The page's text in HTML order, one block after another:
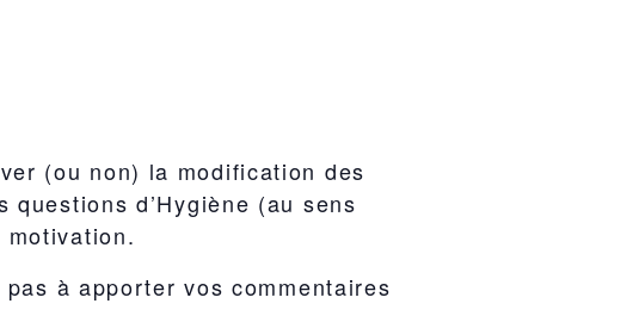
(ou non) la modification des
d’Hygiène (au sens
pas à apporter vos commentaires